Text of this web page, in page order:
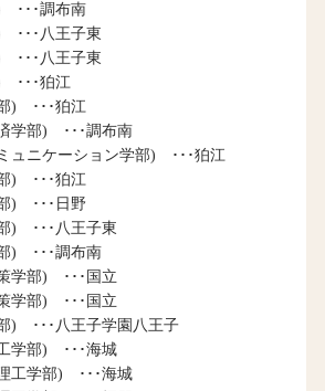
･･･調布南
･･･八王子東
･･･八王子東
･･･狛江
) ･･･狛江
学部) ･･･調布南
ュニケーション学部) ･･･狛江
) ･･･狛江
) ･･･日野
) ･･･八王子東
) ･･･調布南
学部) ･･･国立
学部) ･･･国立
) ･･･八王子学園八王子
学部) ･･･海城
工学部) ･･･海城